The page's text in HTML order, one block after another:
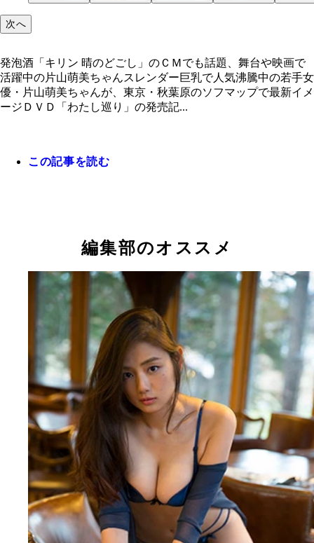
次へ
発泡酒「キリン 晴のどごし」のＣＭでも話題、舞台や映画で
活躍中の片山萌美ちゃんスレンダー巨乳で人気沸騰中の若手女
優・片山萌美ちゃんが、東京・秋葉原のソフマップで最新イメ
ージＤＶＤ「わたし巡り」の発売記...
この記事を読む
編集部のオススメ